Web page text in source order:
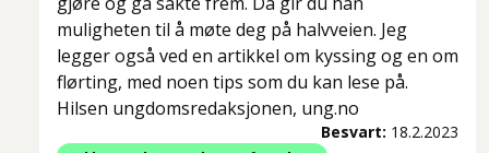
muligheten til å møte deg på halvveien. Jeg
legger også ved en artikkel om kyssing og en om
flørting, med noen tips som du kan lese på.
Hilsen ungdomsredaksjonen, ung.no
Besvart: 18.2.2023